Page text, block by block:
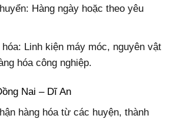
Hàng ngày hoặc theo yêu
Linh kiện máy móc, nguyên vật
hóa công nghiệp.
Nai – Dĩ An
hàng hóa từ các huyện, thành